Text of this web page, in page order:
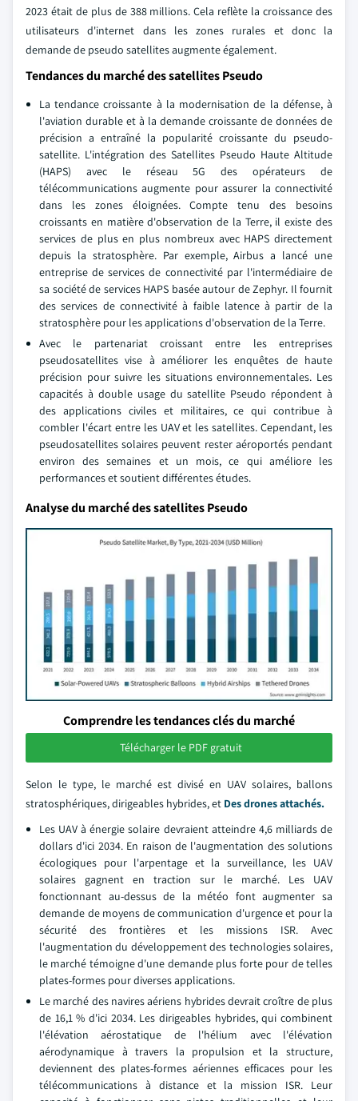
2023 était de plus de 388 millions. Cela reflète la croissance des
utilisateurs d'internet dans les zones rurales et donc la
demande de pseudo satellites augmente également.
Tendances du marché des satellites Pseudo
La tendance croissante à la modernisation de la défense, à
l'aviation durable et à la demande croissante de données de
précision a entraîné la popularité croissante du pseudo-
satellite. L'intégration des Satellites Pseudo Haute Altitude
(HAPS) avec le réseau 5G des opérateurs de
télécommunications augmente pour assurer la connectivité
dans les zones éloignées. Compte tenu des besoins
croissants en matière d'observation de la Terre, il existe des
services de plus en plus nombreux avec HAPS directement
depuis la stratosphère. Par exemple, Airbus a lancé une
entreprise de services de connectivité par l'intermédiaire de
sa société de services HAPS basée autour de Zephyr. Il fournit
des services de connectivité à faible latence à partir de la
stratosphère pour les applications d'observation de la Terre.
Avec le partenariat croissant entre les entreprises
pseudosatellites vise à améliorer les enquêtes de haute
précision pour suivre les situations environnementales. Les
capacités à double usage du satellite Pseudo répondent à
des applications civiles et militaires, ce qui contribue à
combler l'écart entre les UAV et les satellites. Cependant, les
pseudosatellites solaires peuvent rester aéroportés pendant
environ des semaines et un mois, ce qui améliore les
performances et soutient différentes études.
Analyse du marché des satellites Pseudo
Comprendre les tendances clés du marché
Télécharger le PDF gratuit
Selon le type, le marché est divisé en UAV solaires, ballons
stratosphériques, dirigeables hybrides, et Des drones attachés.
Les UAV à énergie solaire devraient atteindre 4,6 milliards de
dollars d'ici 2034. En raison de l'augmentation des solutions
écologiques pour l'arpentage et la surveillance, les UAV
solaires gagnent en traction sur le marché. Les UAV
fonctionnant au-dessus de la météo font augmenter sa
demande de moyens de communication d'urgence et pour la
sécurité des frontières et les missions ISR. Avec
l'augmentation du développement des technologies solaires,
le marché témoigne d'une demande plus forte pour de telles
plates-formes pour diverses applications.
Le marché des navires aériens hybrides devrait croître de plus
de 16,1 % d'ici 2034. Les dirigeables hybrides, qui combinent
l'élévation aérostatique de l'hélium avec l'élévation
aérodynamique à travers la propulsion et la structure,
deviennent des plates-formes aériennes efficaces pour les
télécommunications à distance et la mission ISR. Leur